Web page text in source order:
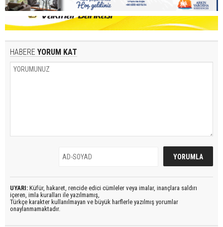
HABERE YORUM KAT
UYARI: Küfür, hakaret, rencide edici cümleler veya imalar, inançlara saldırı
içeren, imla kuralları ile yazılmamış,
Türkçe karakter kullanılmayan ve büyük harflerle yazılmış yorumlar
onaylanmamaktadır.